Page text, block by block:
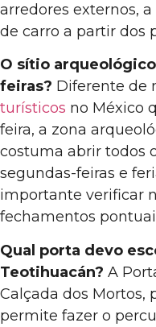
arredores externos,
de carro a partir dos
O sítio
feiras? Diferente de
turísticos no México
feira, a zona
costuma abrir todos
segundas-feiras e
importante verificar
fechamentos
Qual porta devo
Teotihuacán? A
Calçada dos Mortos,
permite fazer o